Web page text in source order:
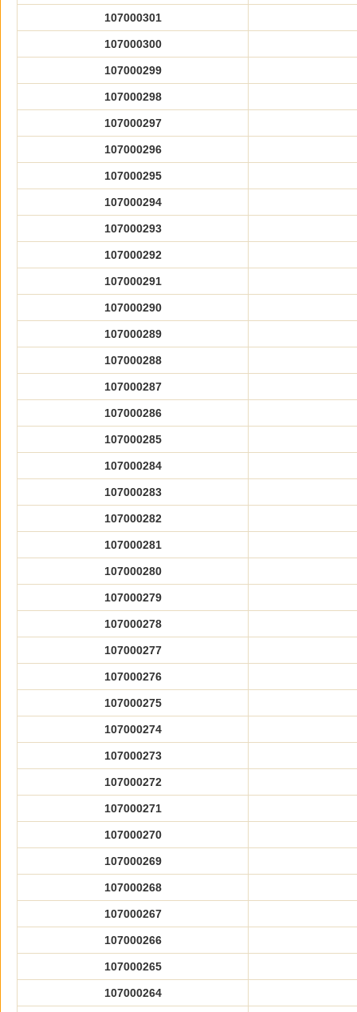
107000301
107000300
107000299
107000298
107000297
107000296
107000295
107000294
107000293
107000292
107000291
107000290
107000289
107000288
107000287
107000286
107000285
107000284
107000283
107000282
107000281
107000280
107000279
107000278
107000277
107000276
107000275
107000274
107000273
107000272
107000271
107000270
107000269
107000268
107000267
107000266
107000265
107000264